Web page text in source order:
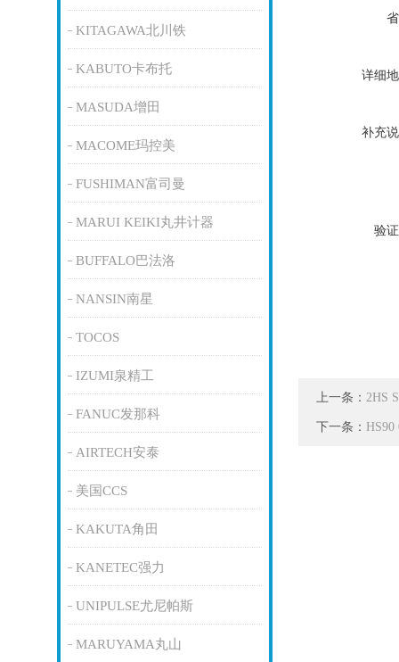
KITAGAWA北川铁
KABUTO卡布托
MASUDA增田
MACOME玛控美
FUSHIMAN富司曼
MARUI KEIKI丸井计器
BUFFALO巴法洛
NANSIN南星
TOCOS
IZUMI泉精工
FANUC发那科
AIRTECH安泰
美国CCS
KAKUTA角田
KANETEC强力
UNIPULSE尤尼帕斯
MARUYAMA丸山
详细
补充
验
上一条： 2HS
下一条：